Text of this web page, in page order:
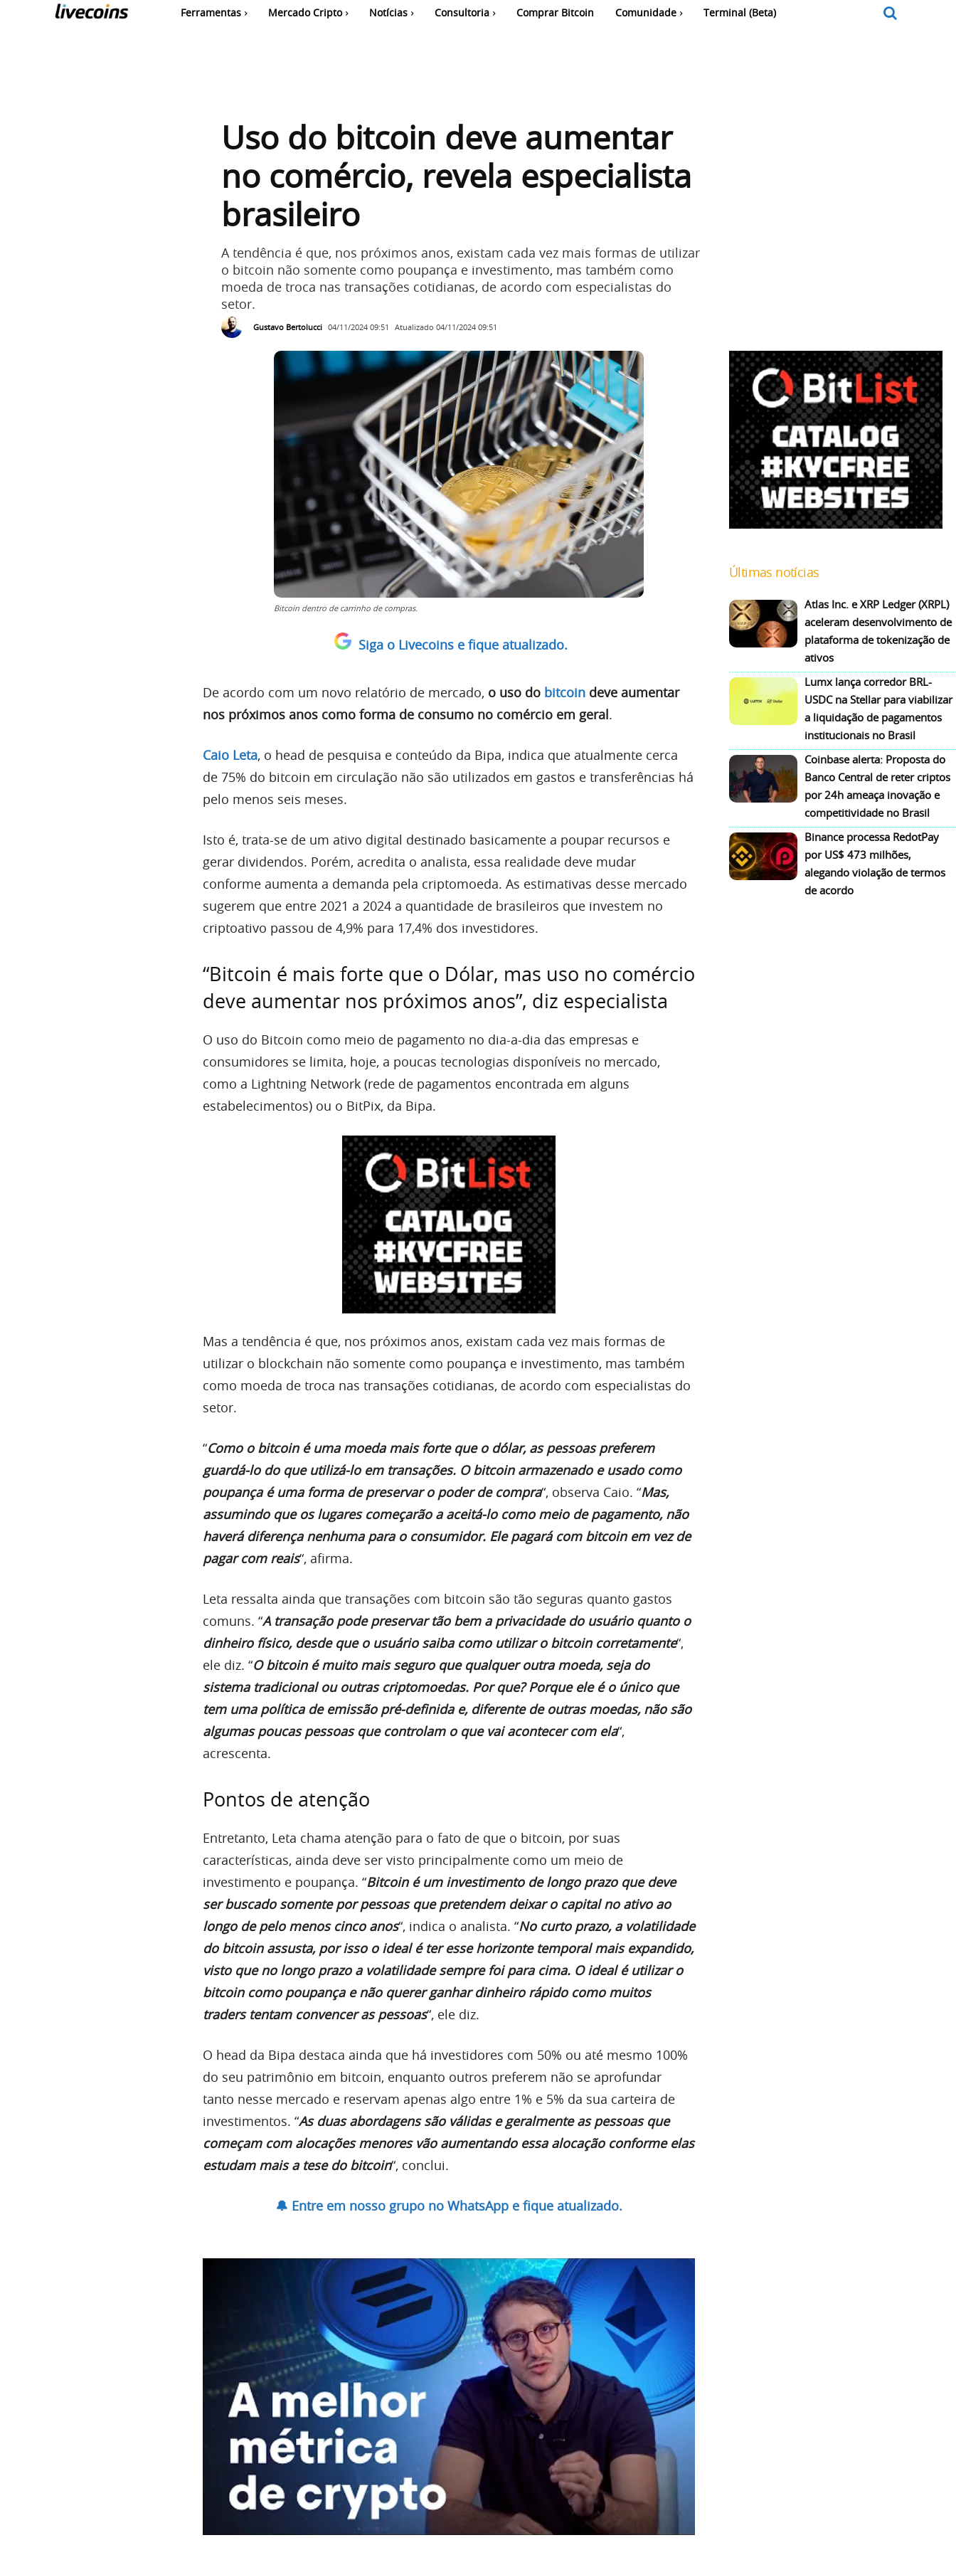
Ferramentas Mercado Cripto Notícias Consultoria Comprar Bitcoin Comunidade Terminal (Beta)
Uso do bitcoin deve aumentar
no comércio, revela especialista
brasileiro
A tendência é que, nos próximos anos, existam cada vez mais formas de utilizar
o bitcoin não somente como poupança e investimento, mas também como
moeda de troca nas transações cotidianas, de acordo com especialistas do
setor.
Gustavo Bertolucci 04/11/2024 09:51 Atualizado 04/11/2024 09:51
Bitcoin dentro de carrinho de compras.
Siga o Livecoins e fique atualizado.
De acordo com um novo relatório de mercado, o uso do bitcoin deve aumentar
nos próximos anos como forma de consumo no comércio em geral.
Caio Leta, o head de pesquisa e conteúdo da Bipa, indica que atualmente cerca
de 75% do bitcoin em circulação não são utilizados em gastos e transferências há
pelo menos seis meses.
Isto é, trata-se de um ativo digital destinado basicamente a poupar recursos e
gerar dividendos. Porém, acredita o analista, essa realidade deve mudar
conforme aumenta a demanda pela criptomoeda. As estimativas desse mercado
sugerem que entre 2021 a 2024 a quantidade de brasileiros que investem no
criptoativo passou de 4,9% para 17,4% dos investidores.
“Bitcoin é mais forte que o Dólar, mas uso no comércio
deve aumentar nos próximos anos”, diz especialista
O uso do Bitcoin como meio de pagamento no dia-a-dia das empresas e
consumidores se limita, hoje, a poucas tecnologias disponíveis no mercado,
como a Lightning Network (rede de pagamentos encontrada em alguns
estabelecimentos) ou o BitPix, da Bipa.
Mas a tendência é que, nos próximos anos, existam cada vez mais formas de
utilizar o blockchain não somente como poupança e investimento, mas também
como moeda de troca nas transações cotidianas, de acordo com especialistas do
setor.
“Como o bitcoin é uma moeda mais forte que o dólar, as pessoas preferem
guardá-lo do que utilizá-lo em transações. O bitcoin armazenado e usado como
poupança é uma forma de preservar o poder de compra“, observa Caio. “Mas,
assumindo que os lugares começarão a aceitá-lo como meio de pagamento, não
haverá diferença nenhuma para o consumidor. Ele pagará com bitcoin em vez de
pagar com reais“, afirma.
Leta ressalta ainda que transações com bitcoin são tão seguras quanto gastos
comuns. “A transação pode preservar tão bem a privacidade do usuário quanto o
dinheiro físico, desde que o usuário saiba como utilizar o bitcoin corretamente“,
ele diz. “O bitcoin é muito mais seguro que qualquer outra moeda, seja do
sistema tradicional ou outras criptomoedas. Por que? Porque ele é o único que
tem uma política de emissão pré-definida e, diferente de outras moedas, não são
algumas poucas pessoas que controlam o que vai acontecer com ela“,
acrescenta.
Pontos de atenção
Entretanto, Leta chama atenção para o fato de que o bitcoin, por suas
características, ainda deve ser visto principalmente como um meio de
investimento e poupança. “Bitcoin é um investimento de longo prazo que deve
ser buscado somente por pessoas que pretendem deixar o capital no ativo ao
longo de pelo menos cinco anos“, indica o analista. “No curto prazo, a volatilidade
do bitcoin assusta, por isso o ideal é ter esse horizonte temporal mais expandido,
visto que no longo prazo a volatilidade sempre foi para cima. O ideal é utilizar o
bitcoin como poupança e não querer ganhar dinheiro rápido como muitos
traders tentam convencer as pessoas“, ele diz.
O head da Bipa destaca ainda que há investidores com 50% ou até mesmo 100%
do seu patrimônio em bitcoin, enquanto outros preferem não se aprofundar
tanto nesse mercado e reservam apenas algo entre 1% e 5% da sua carteira de
investimentos. “As duas abordagens são válidas e geralmente as pessoas que
começam com alocações menores vão aumentando essa alocação conforme elas
estudam mais a tese do bitcoin“, conclui.
🔔 Entre em nosso grupo no WhatsApp e fique atualizado.
Últimas notícias
Atlas Inc. e XRP Ledger (XRPL)
aceleram desenvolvimento de
plataforma de tokenização de
ativos
Lumx lança corredor BRL-
USDC na Stellar para viabilizar
a liquidação de pagamentos
institucionais no Brasil
Coinbase alerta: Proposta do
Banco Central de reter criptos
por 24h ameaça inovação e
competitividade no Brasil
Binance processa RedotPay
por US$ 473 milhões,
alegando violação de termos
de acordo